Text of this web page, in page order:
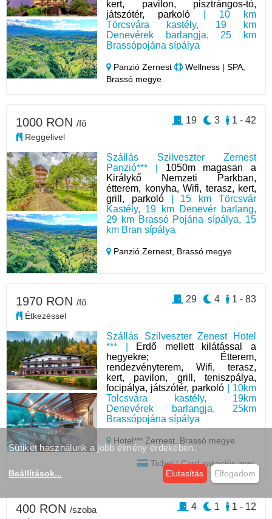
kert, pavilon, pisztrángos-tó,
játszótér, parkoló | 10 km
Törcsvára kastély, 19 km
Denevérek barlangja, 25 km
Brassópojána sípálya
Panzió Zernest
Wellness | SPA,
Brassó megye
Szállás Szilveszter Zernest
Panzió*** | 1050m magasan a
Királykő Nemzeti Parkban,
étterem, konyha, Wifi, terasz, kert,
grill, parkoló| 15 km Törcsvár
Kastély, 19 km Denevér barlang,
29 km Brassó Pojána sípálya, 15
km Bran sípálya
Panzió Zernest, Brassó megye
1000 RON /fő
Reggelivel
1 - 42
3
19
Szállás Szilveszter Zenest Hotel
*** |
Erdő mellett kilátással a
hegyekre; Étterem,
rendezvényterem, Wifi, terasz,
kert, pavilon, grill, teniszpálya,
focipálya, játszótér, parkoló | 10km
Tolcsvára kastély, 19km
Denevérek barlangja, 25km
Brassópojána sípálya
Hotel*** Zernest, Brassó megye
Tichet | Card vakációs jegy
1970 RON /fő
Étkezéssel
1 - 83
4
29
400 RON /szoba 1 - 12
1
4
Sütiket használunk a jobb élmény érdekében.
Beállítások... Elutasítás Elfogadom